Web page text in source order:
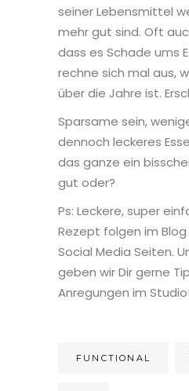
seiner Lebensmittel
mehr gut sind. Oft
dass es Schade ums
rechne sich mal aus,
über die Jahre ist.
Sparsame sein,
dennoch leckeres
das ganze ein
gut oder?
Ps: Leckere, super
Rezept folgen im
Social Media Seiten.
geben wir Dir gerne
Anregungen im
FUNCTIONAL